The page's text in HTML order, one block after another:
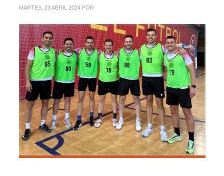
MARTES, 23 ABRIL 2024 POR